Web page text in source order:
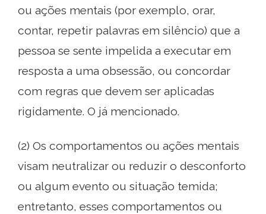
ou ações mentais (por exemplo, orar,
contar, repetir palavras em silêncio) que a
pessoa se sente impelida a executar em
resposta a uma obsessão, ou concordar
com regras que devem ser aplicadas
rigidamente. O já mencionado.
(2) Os comportamentos ou ações mentais
visam neutralizar ou reduzir o desconforto
ou algum evento ou situação temida;
entretanto, esses comportamentos ou